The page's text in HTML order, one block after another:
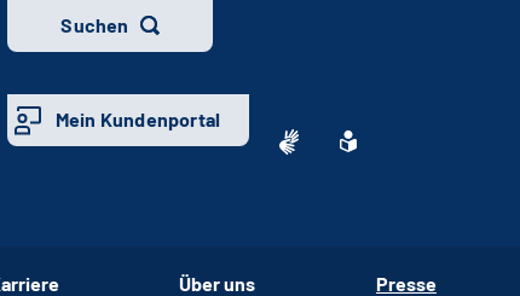
Suchen
Mein Kundenportal
Über uns Presse